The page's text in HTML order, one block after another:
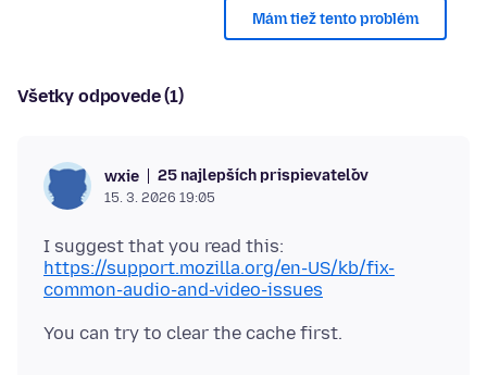
Mám tiež tento problém
Všetky odpovede (1)
wxie 25 najlepších prispievateľov
15. 3. 2026 19:05
https://support.mozilla.org/en-US/kb/fix-
common-audio-and-video-issues